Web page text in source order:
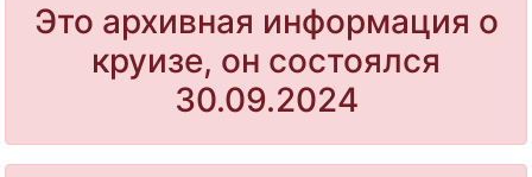
Это архивная информация о
круизе, он состоялся
30.09.2024